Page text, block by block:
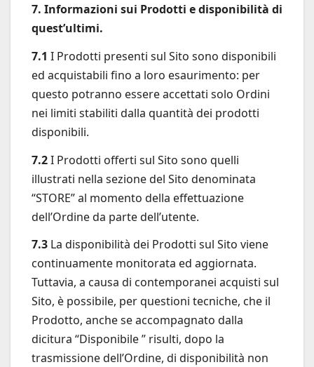
7. Informazioni sui Prodotti e disponibilità di
quest’ultimi.
7.1 I Prodotti presenti sul Sito sono disponibili
ed acquistabili fino a loro esaurimento: per
questo potranno essere accettati solo Ordini
nei limiti stabiliti dalla quantità dei prodotti
disponibili.
7.2I Prodotti offerti sul Sito sono quelli
illustrati nella sezione del Sito denominata
“STORE” al momento della effettuazione
dell’Ordine da parte dell’utente.
7.3 La disponibilità dei Prodotti sul Sito viene
continuamente monitorata ed aggiornata.
Tuttavia, a causa di contemporanei acquisti sul
Sito, è possibile, per questioni tecniche, che il
Prodotto, anche se accompagnato dalla
dicitura “Disponibile ” risulti, dopo la
trasmissione dell’Ordine, di disponibilità non